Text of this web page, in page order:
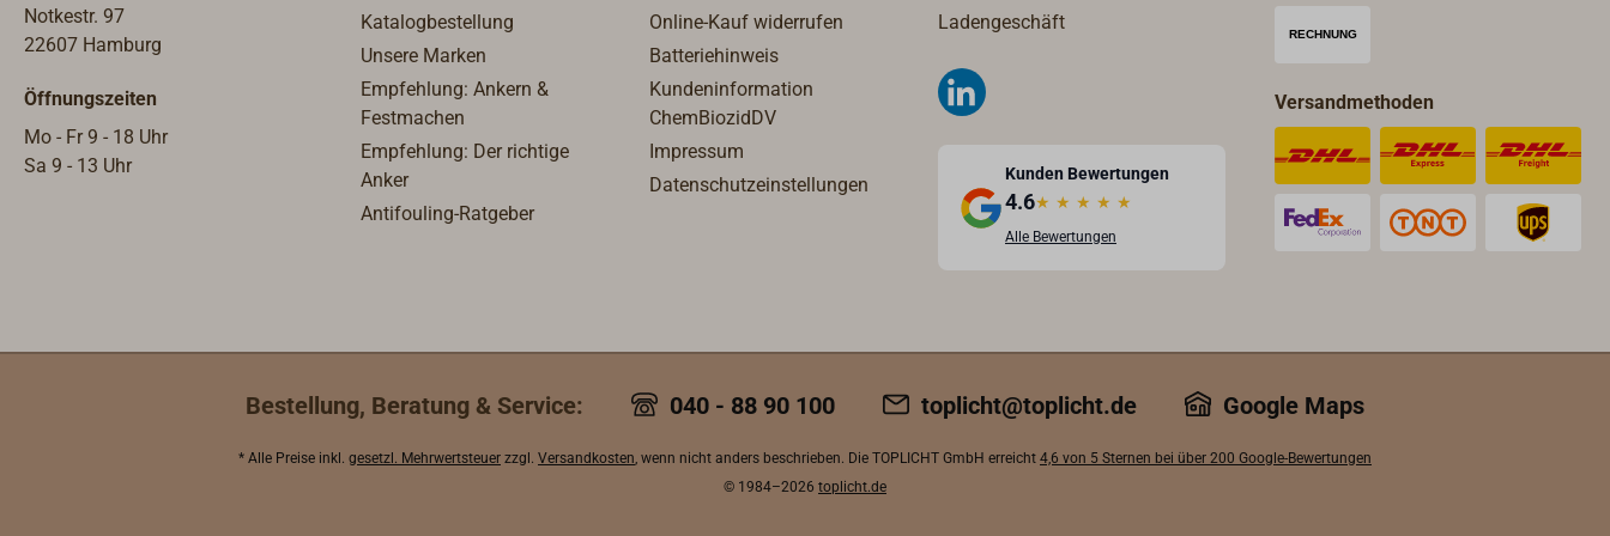
abgebildete Toilettenpumpe
gehört nicht zum Lieferumfang
hergestellt wurden. Die
eingebauten Zerhackerpumpe
und Ansaugpumpe für das
am Kopf der Einheit. Lieferung
anschlussfertig mit Sicherung.
25AWenn hoher
Bedienungskomfort und
geräuscharmer Betrieb
Notkestr. 97
22607 Hamburg
Öffnungszeiten
Mo - Fr 9 - 18 Uhr
Sa 9 - 13 Uhr
Katalogbestellung
Unsere Marken
Empfehlung: Ankern &
Festmachen
Empfehlung: Der richtige
Anker
Antifouling-Ratgeber
Online-Kauf widerrufen
Batteriehinweis
Kundeninformation
ChemBiozidDV
Impressum
Datenschutzeinstellungen
Ladengeschäft
Kunden Bewertungen
4.6★ ★ ★ ★ ★
Alle Bewertungen
Versandmethoden
Bestellung, Beratung & Service: 040 - 88 90 100 toplicht@toplicht.de Google Maps
* Alle Preise inkl. gesetzl. Mehrwertsteuer zzgl. Versandkosten, wenn nicht anders beschrieben. Die TOPLICHT GmbH erreicht 4,6 von 5 Sternen bei über 200 Google-Bewertungen
© 1984–2026 toplicht.de